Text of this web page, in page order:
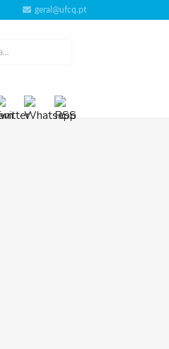
geral@ufcq.pt